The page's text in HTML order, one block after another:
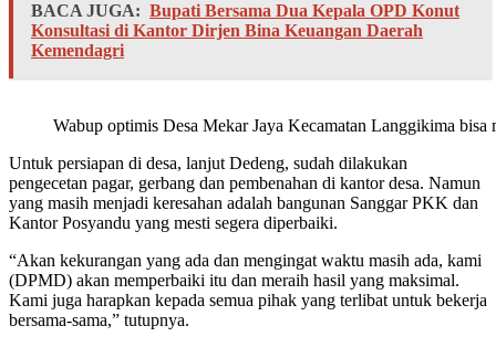
BACA JUGA: Bupati Bersama Dua Kepala OPD Konut
Konsultasi di Kantor Dirjen Bina Keuangan Daerah
Kemendagri
Wabup optimis Desa Mekar Jaya Kecamatan Langgikima bisa
Untuk persiapan di desa, lanjut Dedeng, sudah dilakukan
pengecetan pagar, gerbang dan pembenahan di kantor desa. Namun
yang masih menjadi keresahan adalah bangunan Sanggar PKK dan
Kantor Posyandu yang mesti segera diperbaiki.
“Akan kekurangan yang ada dan mengingat waktu masih ada, kami
(DPMD) akan memperbaiki itu dan meraih hasil yang maksimal.
Kami juga harapkan kepada semua pihak yang terlibat untuk bekerja
bersama-sama,” tutupnya.